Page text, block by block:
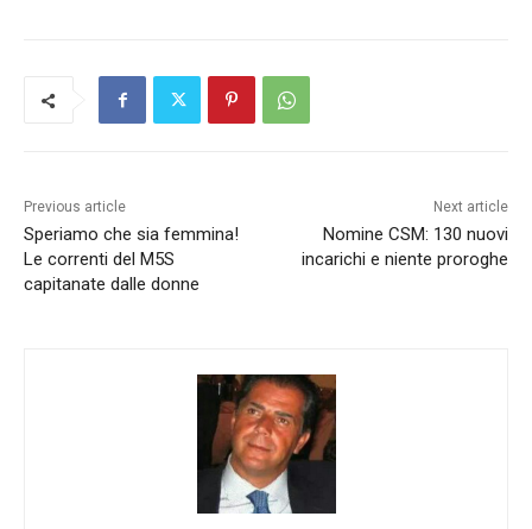
Previous article
Speriamo che sia femmina!
Le correnti del M5S
capitanate dalle donne
Next article
Nomine CSM: 130 nuovi
incarichi e niente proroghe